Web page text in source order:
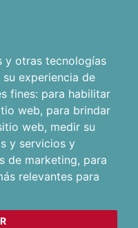
y otras tecnologías
experiencia de
fines: para habilitar
web, para brindar
web, medir su
y servicios y
de marketing, para
relevantes para